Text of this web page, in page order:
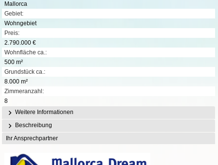
Mallorca
Gebiet:
Wohngebiet
Preis:
2.790.000 €
Wohnfläche ca.:
500 m²
Grundstück ca.:
8.000 m²
Zimmeranzahl:
8
Weitere Informationen
Beschreibung
Ihr Ansprechpartner